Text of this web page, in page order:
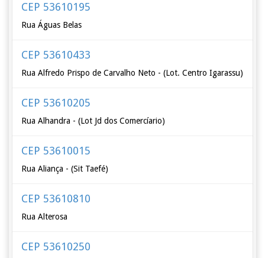
CEP 53610195
Rua Águas Belas
CEP 53610433
Rua Alfredo Prispo de Carvalho Neto - (Lot. Centro Igarassu)
CEP 53610205
Rua Alhandra - (Lot Jd dos Comercíario)
CEP 53610015
Rua Aliança - (Sit Taefé)
CEP 53610810
Rua Alterosa
CEP 53610250